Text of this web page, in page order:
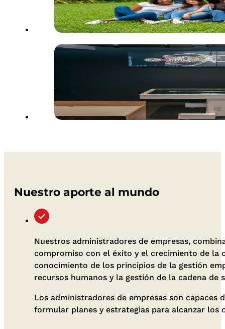
Nuestro aporte al mundo
Nuestros administradores de empresas,
compromiso con el éxito y el crecimiento de la
conocimiento de los principios de la gestión
recursos humanos y la gestión de la cadena de
Los administradores de empresas son
formular planes y estrategias para alcanzar los